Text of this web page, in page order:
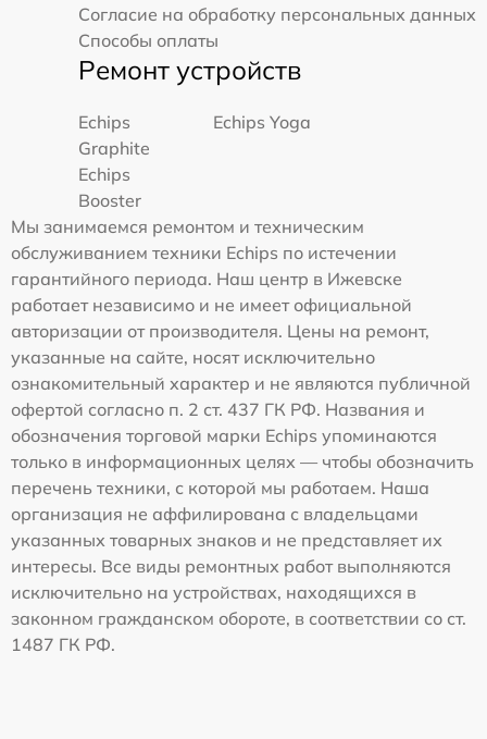
Согласие на обработку персональных данных
Способы оплаты
Ремонт устройств
Echips
Graphite
Echips Yoga
Echips
Booster
Мы занимаемся ремонтом и техническим
обслуживанием техники Echips по истечении
гарантийного периода. Наш центр в Ижевске
работает независимо и не имеет официальной
авторизации от производителя. Цены на ремонт,
указанные на сайте, носят исключительно
ознакомительный характер и не являются публичной
офертой согласно п. 2 ст. 437 ГК РФ. Названия и
обозначения торговой марки Echips упоминаются
только в информационных целях — чтобы обозначить
перечень техники, с которой мы работаем. Наша
организация не аффилирована с владельцами
указанных товарных знаков и не представляет их
интересы. Все виды ремонтных работ выполняются
исключительно на устройствах, находящихся в
законном гражданском обороте, в соответствии со ст.
1487 ГК РФ.